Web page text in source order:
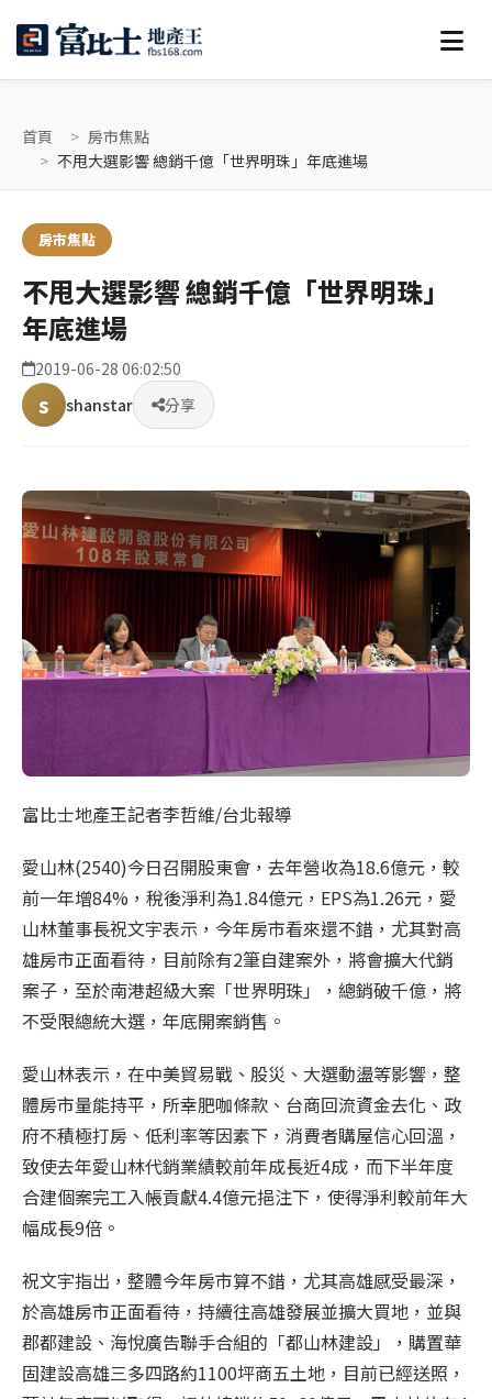
首頁
房市焦點
不甩大選影響 總銷千億「世界明珠」年底進場
房市焦點
不甩大選影響 總銷千億「世界明珠」
年底進場
2019-06-28 06:02:50
s shanstar 分享
富比士地產王記者李哲維/台北報導
愛山林(2540)今日召開股東會，去年營收為18.6億元，較
前一年增84%，稅後淨利為1.84億元，EPS為1.26元，愛
山林董事長祝文宇表示，今年房市看來還不錯，尤其對高
雄房市正面看待，目前除有2筆自建案外，將會擴大代銷
案子，至於南港超級大案「世界明珠」，總銷破千億，將
不受限總統大選，年底開案銷售。
愛山林表示，在中美貿易戰、股災、大選動盪等影響，整
體房市量能持平，所幸肥咖條款、台商回流資金去化、政
府不積極打房、低利率等因素下，消費者購屋信心回溫，
致使去年愛山林代銷業績較前年成長近4成，而下半年度
合建個案完工入帳貢獻4.4億元挹注下，使得淨利較前年大
幅成長9倍。
祝文宇指出，整體今年房市算不錯，尤其高雄感受最深，
於高雄房市正面看待，持續往高雄發展並擴大買地，並與
郡都建設、海悅廣告聯手合組的「都山林建設」，購置華
固建設高雄三多四路約1100坪商五土地，目前已經送照，